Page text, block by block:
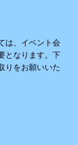
は、イベント会
となります。下
りをお願いいた